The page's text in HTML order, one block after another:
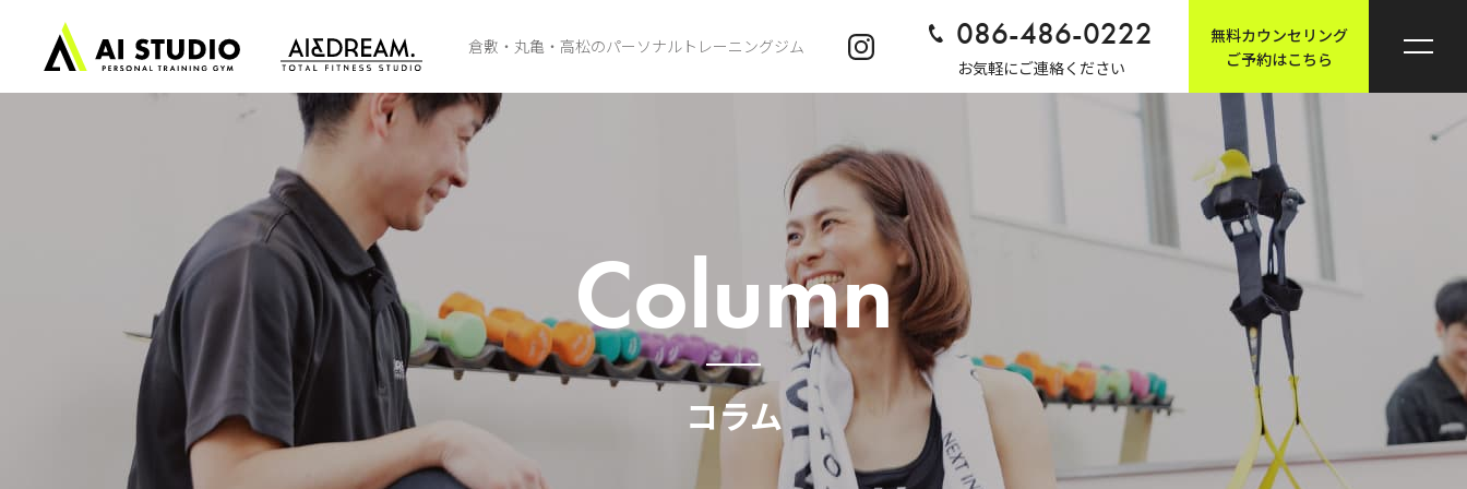
ッ
ー
ジ
倉敷・丸亀・高松のパーソナルトレーニングジム 086-486-0222
お気軽にご連絡ください
無料カウンセリング
ご予約はこちら
Column
コラム